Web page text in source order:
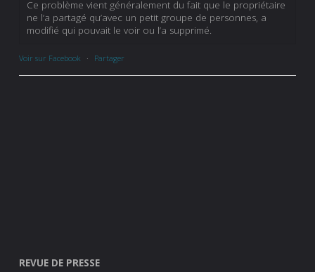
Ce problème vient généralement du fait que le propriétaire
ne l’a partagé qu’avec un petit groupe de personnes, a
modifié qui pouvait le voir ou l’a supprimé.
Voir sur Facebook · Partager
REVUE DE PRESSE